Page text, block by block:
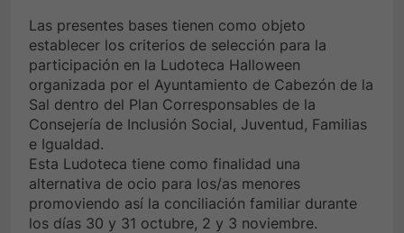
Las presentes bases tienen como objeto
establecer los criterios de selección para la
participación en la Ludoteca Halloween
organizada por el Ayuntamiento de Cabezón de la
Sal dentro del Plan Corresponsables de la
Consejería de Inclusión Social, Juventud, Familias
e Igualdad.
Esta Ludoteca tiene como finalidad una
alternativa de ocio para los/as menores
promoviendo así la conciliación familiar durante
los días 30 y 31 octubre, 2 y 3 noviembre.